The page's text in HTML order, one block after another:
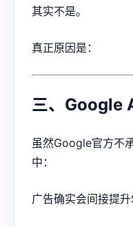
其实不是。
真正原因是：
三、Google
虽然Google官方不
中：
广告确实会间接提升